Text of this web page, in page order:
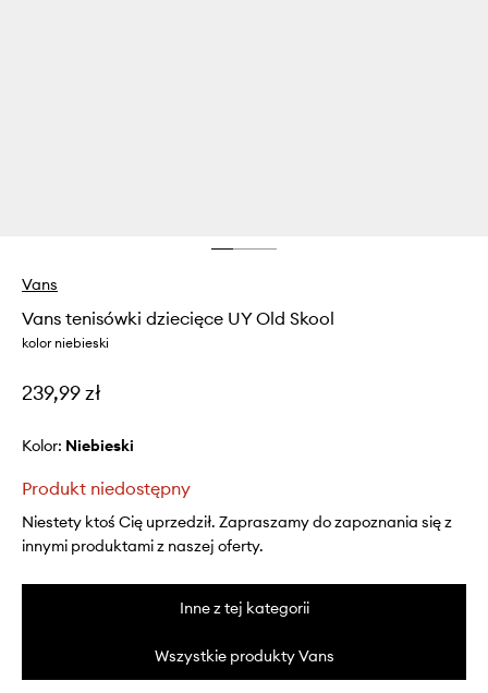
Vans
Vans tenisówki dziecięce UY Old Skool
kolor niebieski
239,99 zł
Kolor: niebieski
Produkt niedostępny
Niestety ktoś Cię uprzedził. Zapraszamy do zapoznania się z
innymi produktami z naszej oferty.
Inne z tej kategorii
Wszystkie produkty Vans